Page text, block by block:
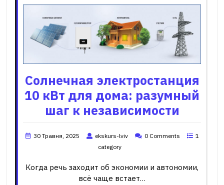
Солнечная электростанция
10 кВт для дома: разумный
шаг к независимости
30 Травня, 2025 ekskurs-lviv 0 Comments
1
category
Когда речь заходит об экономии и автономии,
всё чаще встает…